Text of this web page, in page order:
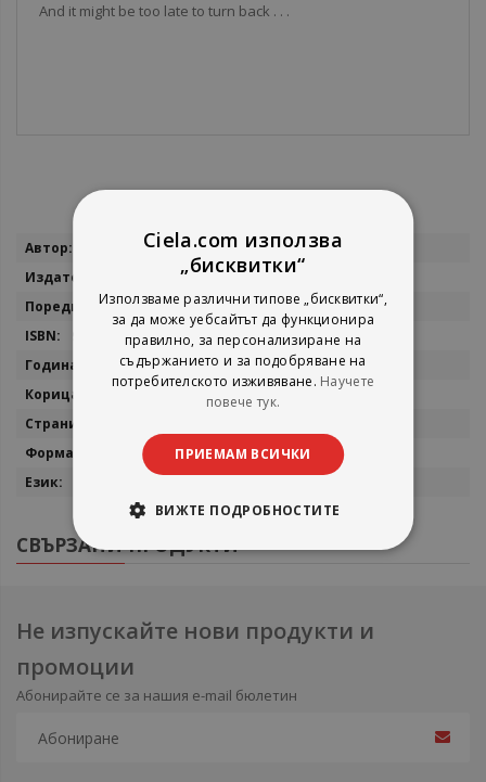
And it might be too late to turn back . . .
Повече
Stephenie Meyer
Little, Brown Book
Twilight Saga
9781907410482
2010
СВЪРЗАНИ ПРОДУКТИ
Не изпускайте нови продукти и
промоции
Абонирайте се за нашия e-mail бюлетин
Ciela.com използва
„бисквитки“
Използваме различни типове „бисквитки“,
за да може уебсайтът да функционира
правилно, за персонализиране на
съдържанието и за подобряване на
потребителското изживяване. Научете
повече тук.
ПРИЕМАМ ВСИЧКИ
ВИЖТЕ ПОДРОБНОСТИТЕ